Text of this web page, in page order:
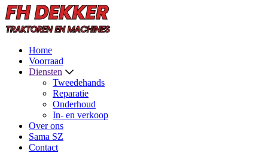
Home
Voorraad
Diensten
Tweedehands
Reparatie
Onderhoud
In- en verkoop
Over ons
Sama SZ
Contact